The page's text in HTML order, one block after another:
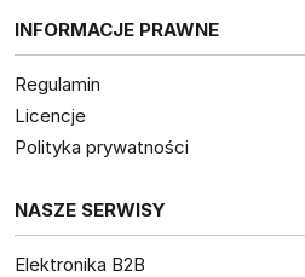
INFORMACJE PRAWNE
Regulamin
Licencje
Polityka prywatności
NASZE SERWISY
Elektronika B2B